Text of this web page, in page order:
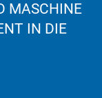
MASCHINE
IN DIE